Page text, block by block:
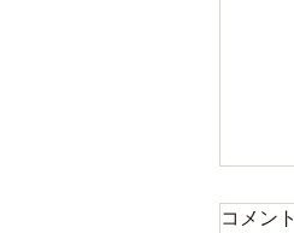
コメント